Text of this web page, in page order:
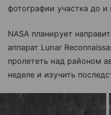
фотографии участка до и
NASA планирует
аппарат Lunar
пролететь над районом
неделе и изучить